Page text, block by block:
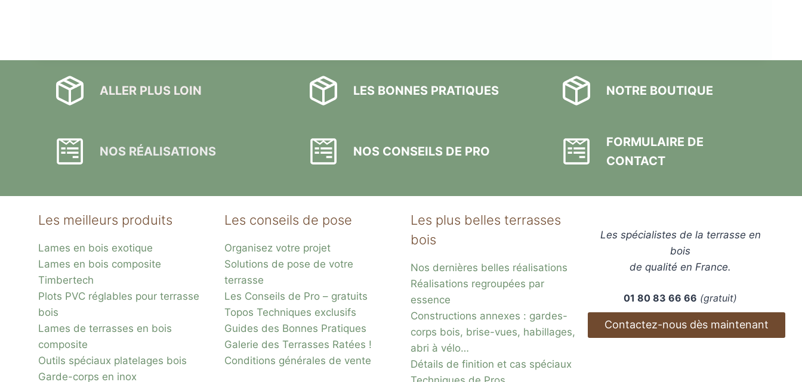
ALLER PLUS LOIN
NOS RÉALISATIONS
LES BONNES PRATIQUES
NOS CONSEILS DE PRO
NOTRE BOUTIQUE
FORMULAIRE DE
CONTACT
Les meilleurs produits
Lames en bois exotique
Lames en bois composite
Timbertech
Plots PVC réglables pour terrasse
bois
Lames de terrasses en bois
composite
Outils spéciaux platelages bois
Garde-corps en inox
Les conseils de pose
Organisez votre projet
Solutions de pose de votre
terrasse
Les Conseils de Pro – gratuits
Topos Techniques exclusifs
Guides des Bonnes Pratiques
Galerie des Terrasses Ratées !
Conditions générales de vente
Les plus belles terrasses
bois
Nos dernières belles réalisations
Réalisations regroupées par
essence
Constructions annexes : gardes-
corps bois, brise-vues, habillages,
abri à vélo…
Détails de finition et cas spéciaux
Les spécialistes de la terrasse en
bois
de qualité en France.
01 80 83 66 66 (gratuit)
Contactez-nous dès maintenant